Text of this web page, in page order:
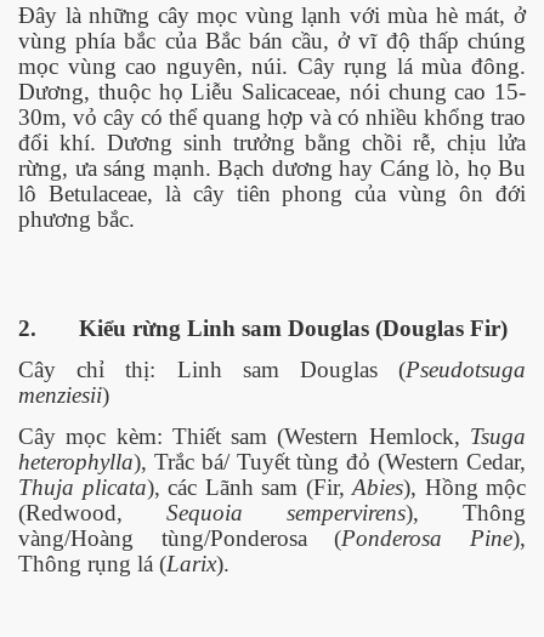
Đây là những cây mọc vùng lạnh với mùa hè mát, ở
vùng phía bắc của Bắc bán cầu, ở vĩ độ thấp chúng
mọc vùng cao nguyên, núi. Cây rụng lá mùa đông.
Dương, thuộc họ Liễu Salicaceae, nói chung cao 15-
30m, vỏ cây có thể quang hợp và có nhiều khổng trao
đổi khí. Dương sinh trưởng bằng chồi rễ, chịu lửa
rừng, ưa sáng mạnh. Bạch dương hay Cáng lò, họ Bu
lô Betulaceae, là cây tiên phong của vùng ôn đới
phương bắc.
2.
Kiểu rừng Linh sam Douglas (Douglas Fir)
Cây chỉ thị: Linh sam Douglas (Pseudotsuga
menziesii)
Cây mọc kèm: Thiết sam (Western Hemlock, Tsuga
heterophylla), Trắc bá/ Tuyết tùng đỏ (Western Cedar,
Thuja plicata), các Lãnh sam (Fir,Abies), Hồng mộc
(Redwood, Sequoia sempervirens), Thông
vàng/Hoàng tùng/Ponderosa (Ponderosa Pine),
Thông rụng lá (Larix).